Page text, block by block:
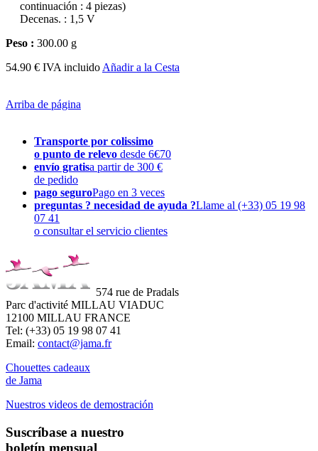
continuación : 4 piezas)
Decenas. : 1,5 V
Peso : 300.00 g
54.90 € IVA incluido Añadir a la Cesta
Arriba de página
Transporte por colissimo
o punto de relevo desde 6€70
envío gratisa partir de 300 €
de pedido
pago seguroPago en 3 veces
preguntas ? necesidad de ayuda ?Llame al (+33) 05 19 98
07 41
o consultar el servicio clientes
574 rue de Pradals
Parc d'activité MILLAU VIADUC
12100 MILLAU FRANCE
Tel: (+33) 05 19 98 07 41
Email: contact@jama.fr
Chouettes cadeaux
de Jama
Nuestros videos de demostración
Suscríbase a nuestro
boletín mensual